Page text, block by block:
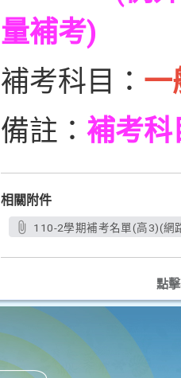
量補考)
補考科目： 一
備註： 補考科
相關附件
110-2學期補考名單(高3)(網
點擊